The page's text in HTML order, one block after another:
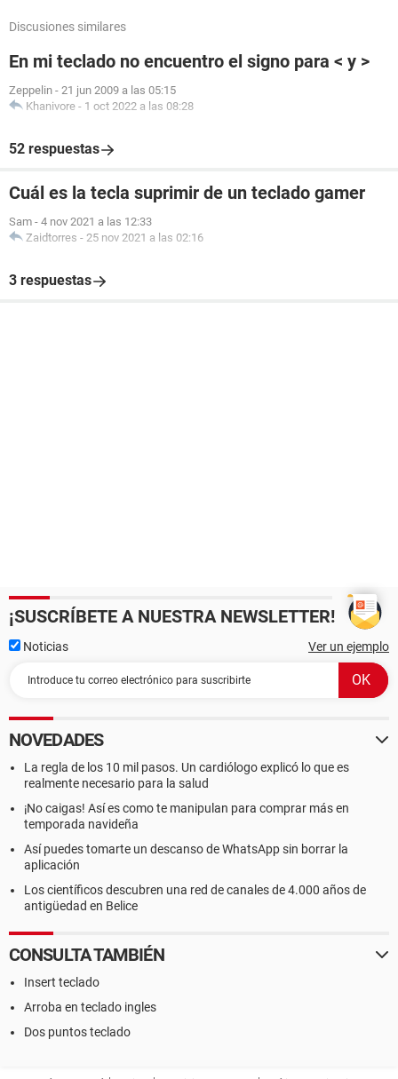
Discusiones similares
En mi teclado no encuentro el signo para < y >
Zeppelin - 21 jun 2009 a las 05:15
Khanivore - 1 oct 2022 a las 08:28
52 respuestas
Cuál es la tecla suprimir de un teclado gamer
Sam - 4 nov 2021 a las 12:33
Zaidtorres - 25 nov 2021 a las 02:16
3 respuestas
¡SUSCRÍBETE A NUESTRA NEWSLETTER!
Noticias Ver un ejemplo
NOVEDADES
La regla de los 10 mil pasos. Un cardiólogo explicó lo que es
realmente necesario para la salud
¡No caigas! Así es como te manipulan para comprar más en
temporada navideña
Así puedes tomarte un descanso de WhatsApp sin borrar la
aplicación
Los científicos descubren una red de canales de 4.000 años de
antigüedad en Belice
CONSULTA TAMBIÉN
Insert teclado
Arroba en teclado ingles
Dos puntos teclado